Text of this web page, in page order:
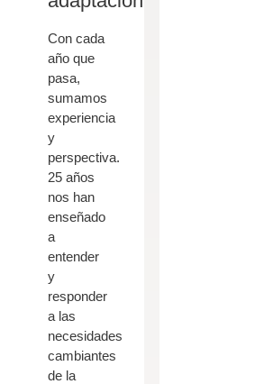
Con cada
año que
pasa,
sumamos
experiencia
y
perspectiva.
25 años
nos han
enseñado
a
entender
y
responder
a las
necesidades
cambiantes
de la